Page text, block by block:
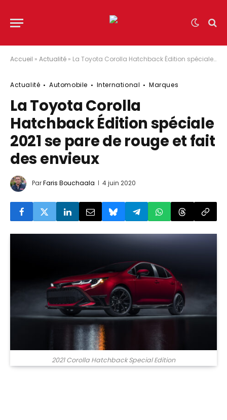
Accueil » Actualité » La Toyota Corolla Hatchback Édition spéciale 2021 se pare de rouge et fait des envieux
Actualité Automobile International Marques
La Toyota Corolla
Hatchback Édition spéciale
2021 se pare de rouge et fait
des envieux
ParFaris Bouchaala 4 juin 2020
2021 Corolla Hatchback Special Edition